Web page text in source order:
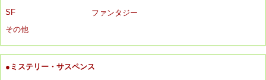
SF
ファンタジー
その他
●ミステリー・サスペンス